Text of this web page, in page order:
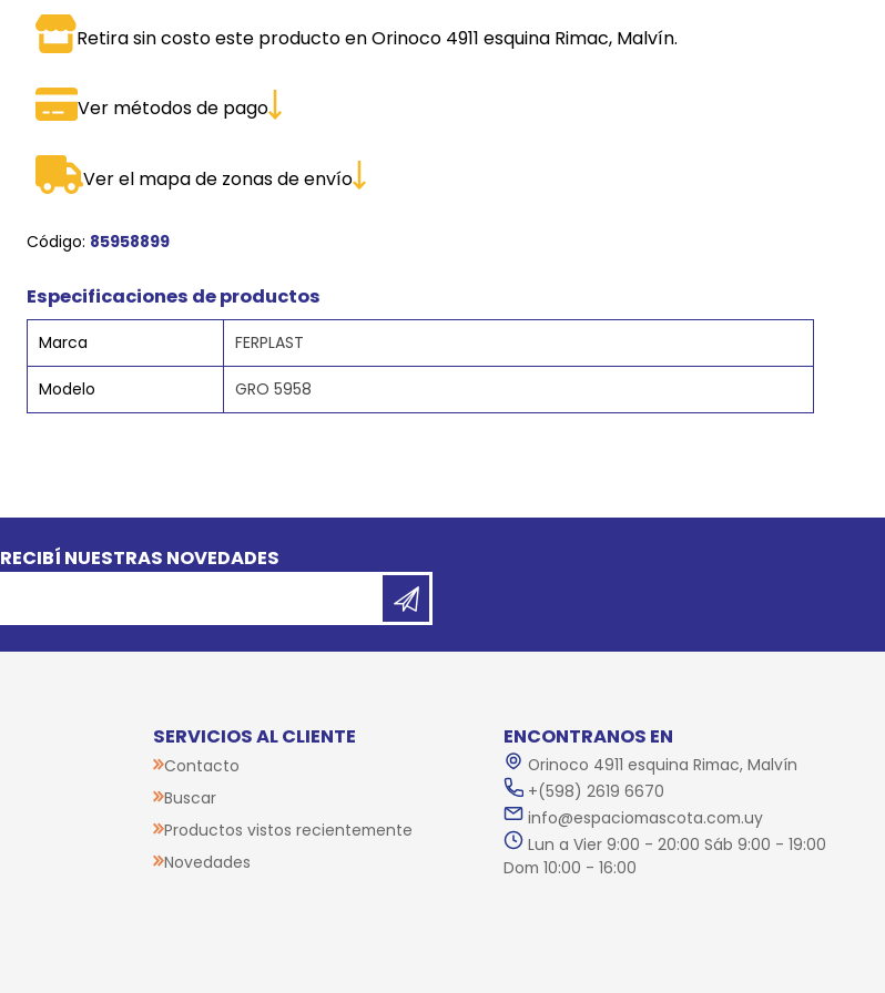
THREE CATS
Retira sin costo este producto en Orinoco 4911 esquina Rimac, Malvín.
Ver métodos de pago
Ver el mapa de zonas de envío
Código: 85958899
Especificaciones de productos
Marca FERPLAST
Modelo GRO 5958
RECIBÍ NUESTRAS NOVEDADES
SERVICIOS AL CLIENTE
Contacto
Buscar
Productos vistos recientemente
Novedades
ENCONTRANOS EN
Orinoco 4911 esquina Rimac, Malvín
+(598) 2619 6670
info@espaciomascota.com.uy
Lun a Vier 9:00 - 20:00 Sáb 9:00 - 19:00
Dom 10:00 - 16:00